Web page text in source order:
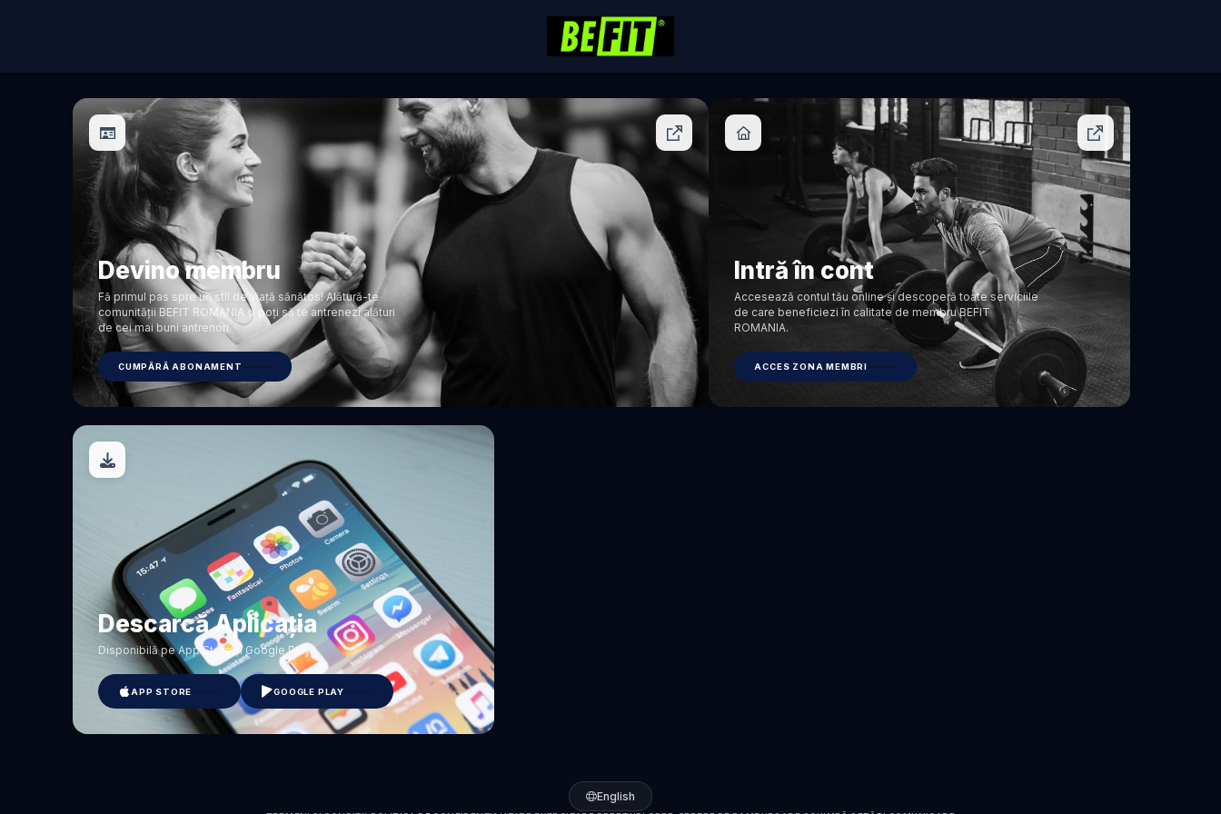
Devino membru
Fă primul pas spre un stil de viață sănătos! Alătură-te
comunității BEFIT ROMANIA și poți să te antrenezi alături
de cei mai buni antrenori.
CUMPĂRĂ ABONAMENT
Intră în cont
Accesează contul tău online și descoperă toate serviciile
de care beneficiezi în calitate de membru BEFIT
ROMANIA.
ACCES ZONA MEMBRI
Descarcă Aplicația
Disponibilă pe App Store și Google Play.
APP STORE GOOGLE PLAY
English